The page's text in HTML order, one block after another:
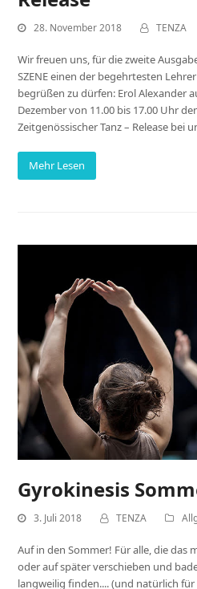
28. November 2018 TENZA
Wir freuen uns, für die zweite
SZENE einen der begehrtesten
begrüßen zu dürfen: Erol Alexander
Dezember von 11.00 bis 17.00 Uhr
Zeitgenössischer Tanz – Release bei
Mehr Lesen
Gyrokinesis
3. Juli 2018 TENZA
Auf in den Sommer! Für alle, die das
oder auf später verschieben und
langweilig finden.... (und natürlich für